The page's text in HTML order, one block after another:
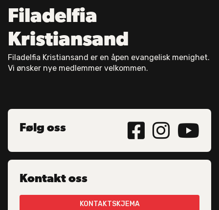
Filadelfia
Kristiansand
Filadelfia Kristiansand er en åpen evangelisk menighet.
Vi ønsker nye medlemmer velkommen.
Følg oss   
Kontakt oss
KONTAKTSKJEMA